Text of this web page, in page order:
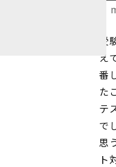
え
番
た
テ
で
思
ト